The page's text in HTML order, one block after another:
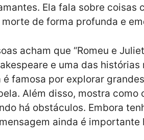
Ela fala sobre coisas
de forma profunda e
acham que “Romeu e
e uma das
é famosa por explorar
Além disso, mostra como
há obstáculos. Embora
ainda é importante